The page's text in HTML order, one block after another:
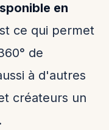
en
ce qui permet
de
à d'autres
créateurs un